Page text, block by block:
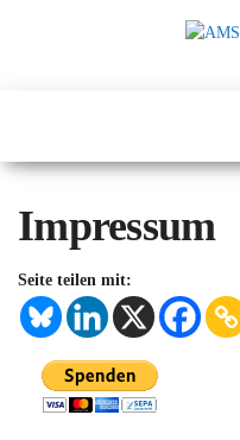
Impressum
Seite teilen mit: